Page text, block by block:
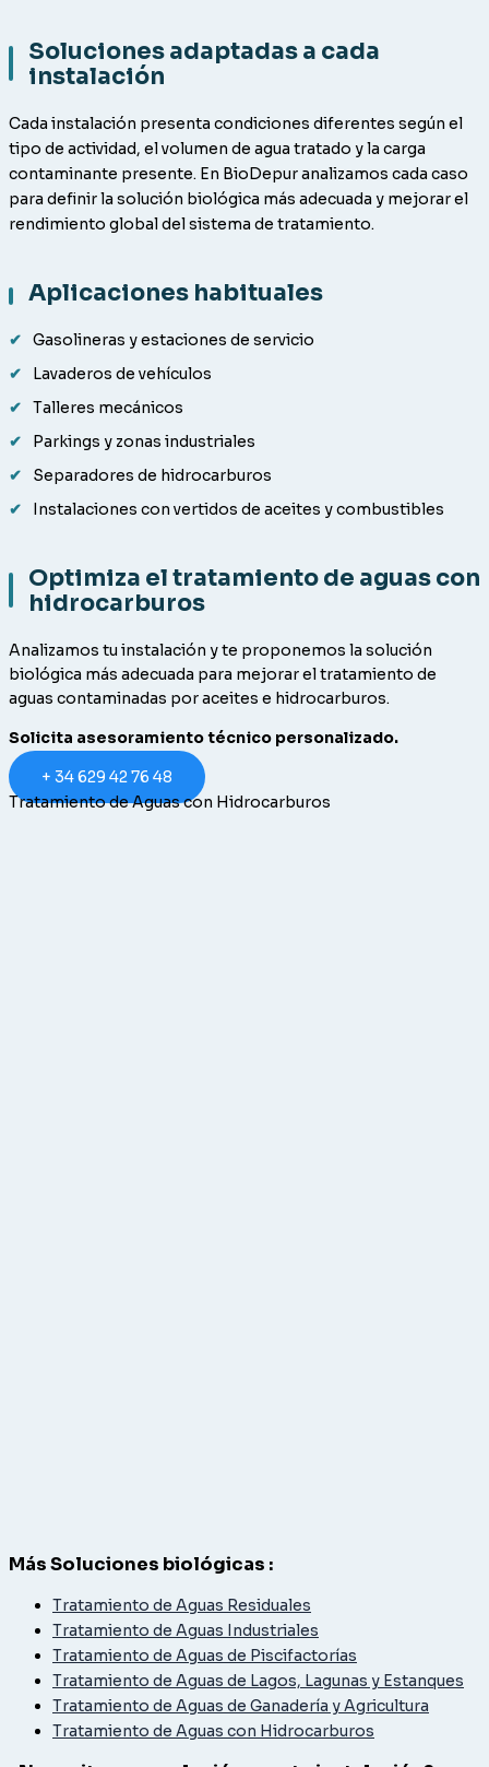
Soluciones adaptadas a cada
instalación
Cada instalación presenta condiciones diferentes según el
tipo de actividad, el volumen de agua tratado y la carga
contaminante presente. En BioDepur analizamos cada caso
para definir la solución biológica más adecuada y mejorar el
rendimiento global del sistema de tratamiento.
Aplicaciones habituales
Gasolineras y estaciones de servicio
Lavaderos de vehículos
Talleres mecánicos
Parkings y zonas industriales
Separadores de hidrocarburos
Instalaciones con vertidos de aceites y combustibles
Optimiza el tratamiento de aguas con
hidrocarburos
Analizamos tu instalación y te proponemos la solución
biológica más adecuada para mejorar el tratamiento de
aguas contaminadas por aceites e hidrocarburos.
Solicita asesoramiento técnico personalizado.
+ 34 629 42 76 48
Tratamiento de Aguas con Hidrocarburos
Más Soluciones biológicas :
Tratamiento de Aguas Residuales
Tratamiento de Aguas Industriales
Tratamiento de Aguas de Piscifactorías
Tratamiento de Aguas de Lagos, Lagunas y Estanques
Tratamiento de Aguas de Ganadería y Agricultura
Tratamiento de Aguas con Hidrocarburos